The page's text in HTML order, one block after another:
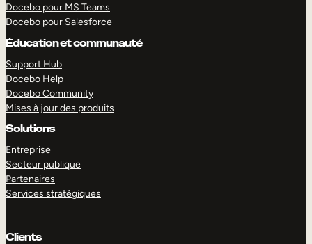
Docebo pour MS Teams
Docebo pour Salesforce
Éducation et communauté
Support Hub
Docebo Help
Docebo Community
Mises à jour des produits
Solutions
Entreprise
Secteur publique
Partenaires
Services stratégiques
Clients